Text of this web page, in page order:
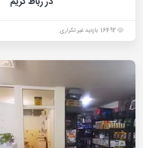
16492 بازدید غیر تکراری